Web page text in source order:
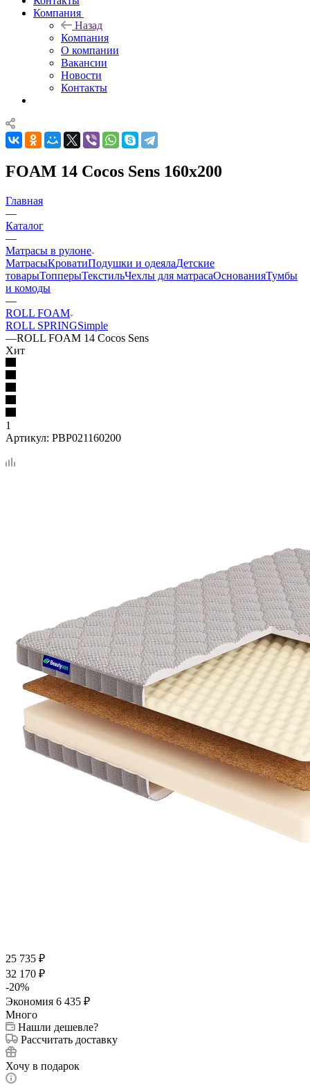
Компания
Назад
Компания
О компании
Вакансии
Новости
Контакты
FOAM 14 Cocos Sens 160x200
Главная
—
Каталог
—
Матрасы в рулоне
МатрасыКроватиПодушки и одеялаДетские
товарыТопперыТекстильЧехлы для матрасаОснованияТумбы
и комоды
—
ROLL FOAM
ROLL SPRINGSimple
—ROLL FOAM 14 Cocos Sens
Хит
1
Артикул: PBP021160200
25 735 ₽
32 170 ₽
-20%
Экономия 6 435 ₽
Много
Нашли дешевле?
Рассчитать доставку
Хочу в подарок